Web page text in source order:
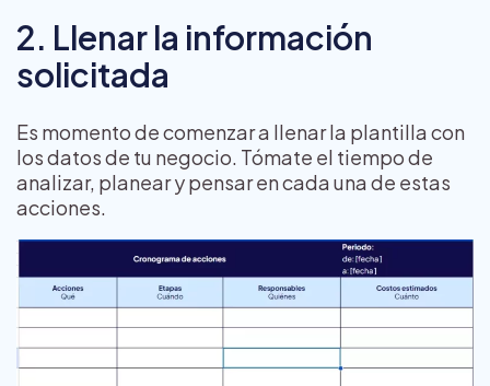
2. Llenar la información
solicitada
Es momento de comenzar a llenar la plantilla con
los datos de tu negocio. Tómate el tiempo de
analizar, planear y pensar en cada una de estas
acciones.